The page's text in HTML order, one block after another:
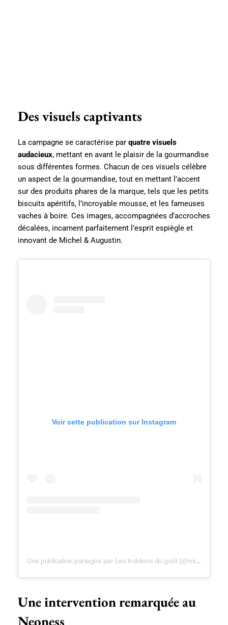
Des visuels captivants
La campagne se caractérise par quatre visuels
audacieux, mettant en avant le plaisir de la gourmandise
sous différentes formes. Chacun de ces visuels célèbre
un aspect de la gourmandise, tout en mettant l’accent
sur des produits phares de la marque, tels que les petits
biscuits apéritifs, l’incroyable mousse, et les fameuses
vaches à boire. Ces images, accompagnées d’accroches
décalées, incarnent parfaitement l’esprit espiègle et
innovant de Michel & Augustin.
Voir cette publication sur Instagram
Une publication partagée par Les trublions du goût (@micheletaugustin)
Une intervention remarquée au
Neoness